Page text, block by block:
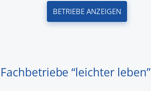
BETRIEBE ANZEIGEN
Fachbetriebe “leichter leben”